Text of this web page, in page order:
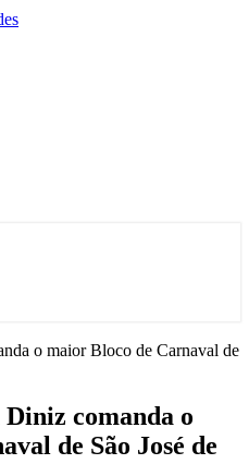
o maior Bloco de Carnaval de
comanda o
de São José de